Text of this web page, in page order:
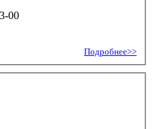
00
Подробнее>>